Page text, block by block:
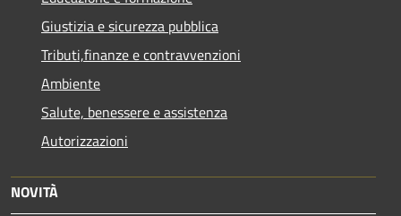
Giustizia e sicurezza pubblica
Tributi,finanze e contravvenzioni
Ambiente
Salute, benessere e assistenza
Autorizzazioni
NOVITÀ